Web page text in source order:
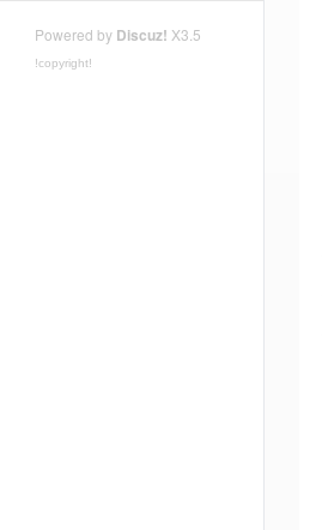
Powered by Discuz! X3.5
!copyright!